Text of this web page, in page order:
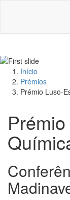
Início
Prémios
Prémio Luso-